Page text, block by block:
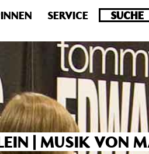
get_permalink(). in
/
SERVICE
| MUSIK VON